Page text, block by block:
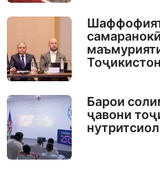
Тоҷикистон
Барои
ҷавони